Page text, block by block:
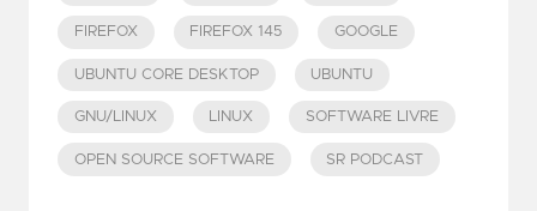
FIREFOX FIREFOX 145 GOOGLE
UBUNTU CORE DESKTOP UBUNTU
GNU/LINUX LINUX SOFTWARE LIVRE
OPEN SOURCE SOFTWARE SR PODCAST